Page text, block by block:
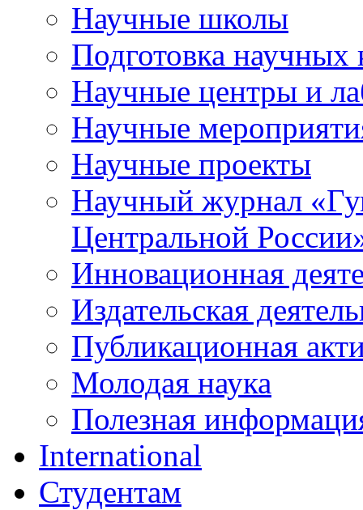
Научные школы
Подготовка научных
Научные центры и
Научные
Научные проекты
Научный журнал «
Центральной
Инновационная
Издательская
Публикационная
Молодая наука
Полезная
International
Студентам